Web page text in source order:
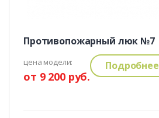
Противопожарный люк №7
цена модели:
от 9 200 руб.
Подробнее